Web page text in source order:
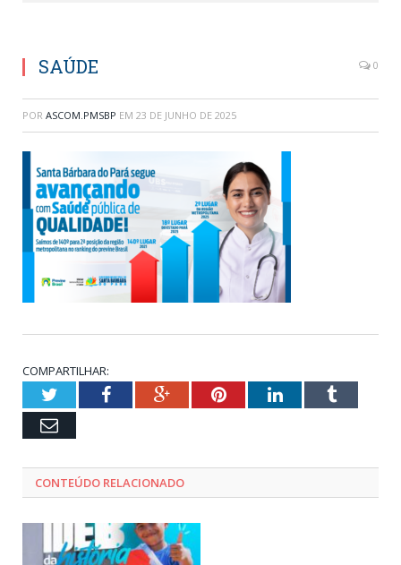
SAÚDE 0
POR ASCOM.PMSBP EM 23 DE JUNHO DE 2025
COMPARTILHAR:
TwitterFacebookGoogle+PinterestLinkedInTumblr
Email
CONTEÚDO RELACIONADO